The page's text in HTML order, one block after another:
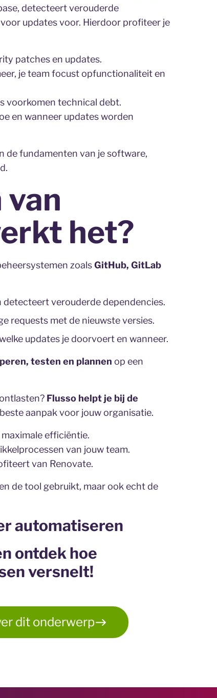
detecteert verouderde
updates voor. Hierdoor profiteer je
patches en updates.
je team focust opfunctionaliteit en
voorkomen technical debt.
en wanneer updates worden
de fundamenten van je software,
het?
zoalsGitHub, GitLab
detecteert verouderde dependencies.
requests met de nieuwste versies.
updates je doorvoert en wanneer.
testen en plannen op een
Flusso helpt je bij de
aanpak voor jouw organisatie.
efficiëntie.
van jouw team.
van Renovate.
de tool gebruikt, maar ook echt de
automatiseren
ontdek hoe
versnelt!
dit onderwerp